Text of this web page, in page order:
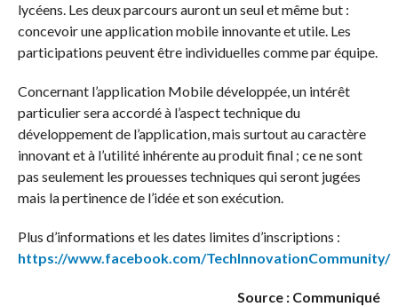
lycéens. Les deux parcours auront un seul et même but :
concevoir une application mobile innovante et utile. Les
participations peuvent être individuelles comme par équipe.
Concernant l’application Mobile développée, un intérêt
particulier sera accordé à l’aspect technique du
développement de l’application, mais surtout au caractère
innovant et à l’utilité inhérente au produit final ; ce ne sont
pas seulement les prouesses techniques qui seront jugées
mais la pertinence de l’idée et son exécution.
Plus d’informations et les dates limites d’inscriptions :
https://www.facebook.com/TechInnovationCommunity/
Source : Communiqué